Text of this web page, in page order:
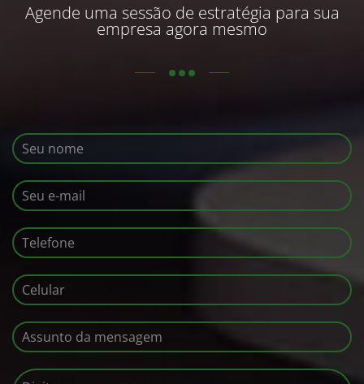
Agende uma sessão de estratégia para sua
empresa agora mesmo